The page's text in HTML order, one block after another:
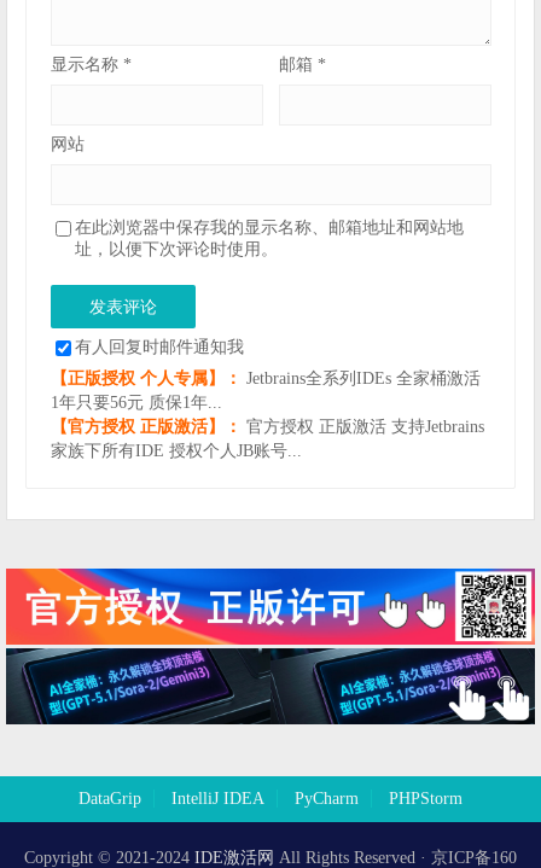
显示名称 * 邮箱 *
网站
在此浏览器中保存我的显示名称、邮箱地址和网站地
址，以便下次评论时使用。
有人回复时邮件通知我
【正版授权 个人专属】： Jetbrains全系列IDEs 全家桶激活
1年只要56元 质保1年...
【官方授权 正版激活】： 官方授权 正版激活 支持Jetbrains
家族下所有IDE 授权个人JB账号...
DataGrip IntelliJ IDEA PyCharm PHPStorm
Copyright © 2021-2024 IDE激活网 All Rights Reserved · 京ICP备160